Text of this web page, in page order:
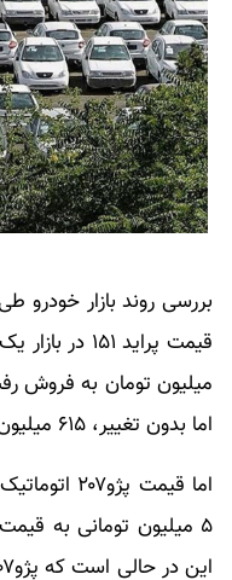
اما بدون تغییر، ۶۱۵ میلیون تومان قیمت خورد.